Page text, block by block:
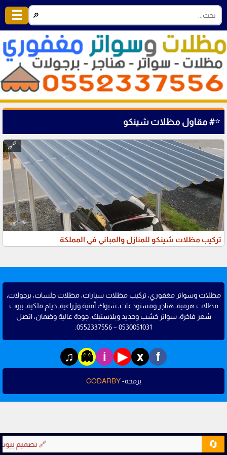
🔎
☰
⭐# مقاول مظلات شينكو
تركيب مظلات شينكو للمنازل والمباني في المملكة
🔗
مظلات وسواتر مغفوري، تركيب مظلات سيارات، مظلات جلسات، برجولات،
مظلات هرمية، هناجر ومستودعات، شبوك أمنية وزراعية، خيام ملكية، بيوت
شعر فاخرة، سواتر خشب وحديد وبلاستيك، جودة عالية وضمان، اتصل
0530051031 – 0552337556.
f
x
▶
i
👻
♫
برمجة-CODARBY
🔄 🔗 تصميم